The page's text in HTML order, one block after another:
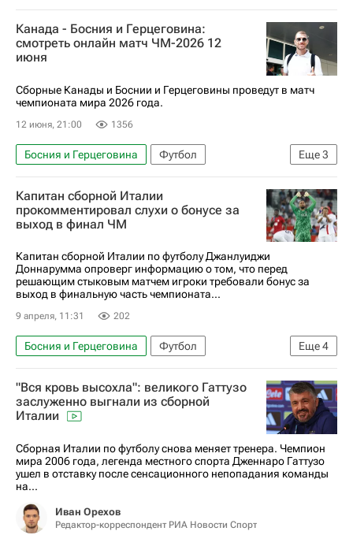
Кайл Ларин ЧМ по футболу 2026 Канада
Канада - Босния и Герцеговина:
смотреть онлайн матч ЧМ-2026 12
июня
Сборные Канады и Боснии и Герцеговины проведут в матч
чемпионата мира 2026 года.
12 июня, 21:00 1356
Еще3
Босния и Герцеговина
Футбол
ЧМ по футболу 2026
Анонсы и трансляции матчей
Капитан сборной Италии
прокомментировал слухи о бонусе за
выход в финал ЧМ
Капитан сборной Италии по футболу Джанлуиджи
Доннарумма опроверг информацию о том, что перед
решающим стыковым матчем игроки требовали бонус за
выход в финальную часть чемпионата...
9 апреля, 11:31 202
Еще4
Босния и Герцеговина
Футбол
Габриэле Гравина
Джанлуиджи Доннарумма
Италия
ЧМ по футболу 2026
"Вся кровь высохла": великого Гаттузо
заслуженно выгнали из сборной
Италии
Cборная Италии по футболу снова меняет тренера. Чемпион
мира 2006 года, легенда местного спорта Дженнаро Гаттузо
ушел в отставку после сенсационного непопадания команды
на...
Иван Орехов
Редактор-корреспондент РИА Новости Спорт